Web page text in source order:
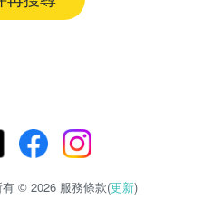
© 2026 服務條款(更新)